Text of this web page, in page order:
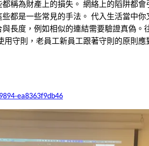
稱為財產上的損失。 網絡上的䧟阱都
都是一些常見的手法。 代入生活當中
長度，例如相似的連結需要驗證真偽
守則，老員工新員工跟著守則的原則
ea8363f9db46